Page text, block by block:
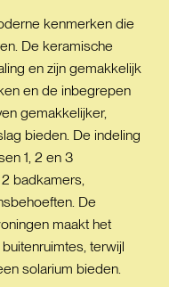
kenmerken die
De keramische
en zijn gemakkelijk
en de inbegrepen
gemakkelijker,
bieden. De indeling
1, 2 en 3
badkamers,
De
maakt het
terwijl
solarium bieden.